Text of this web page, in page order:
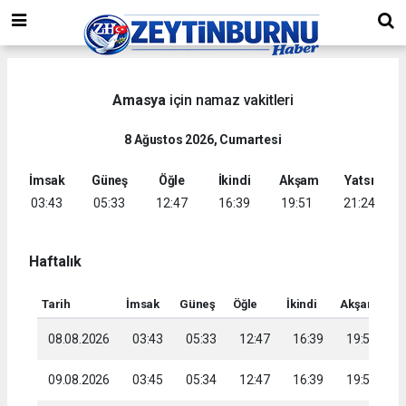
Amasya için namaz vakitleri
8 Ağustos 2026, Cumartesi
İmsak
03:43
Güneş
05:33
Öğle
12:47
İkindi
16:39
Akşam
19:51
Yatsı
21:24
Haftalık
Tarih İmsak Güneş Öğle İkindi Akşam
08.08.2026 03:43 05:33 12:47 16:39 19:51
09.08.2026 03:45 05:34 12:47 16:39 19:50